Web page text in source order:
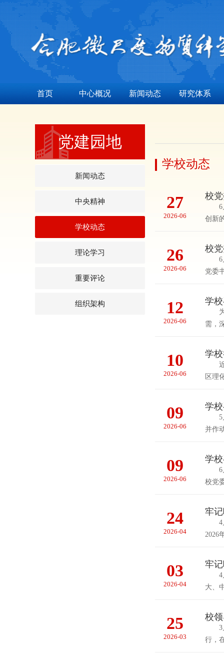
首页 中心概况 新闻动态 研究体系
党建园地
新闻动态
中央精神
学校动态
理论学习
重要评论
组织架构
学校动态
27
2026-06
校
6月
创新
26
2026-06
校
6月
党委
12
2026-06
学
为
需，
10
2026-06
学
近
区理
09
2026-06
学
5月
并作
09
2026-06
学
6月
校党
24
2026-04
牢
4月
2026
03
2026-04
牢
4月
大、
25
2026-03
校
3月
行，